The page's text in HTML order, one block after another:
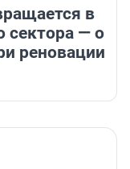
в
сектора — о
реновации